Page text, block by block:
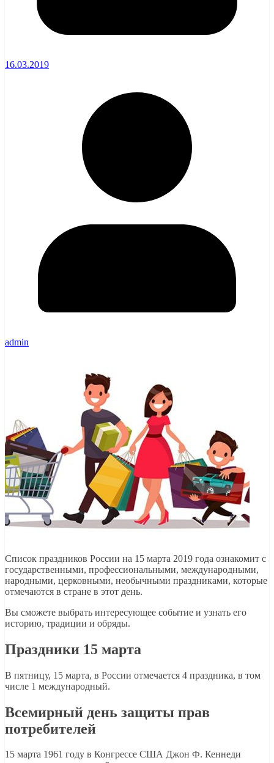
16.03.2019
admin
Список праздников России на 15 марта 2019 года ознакомит с
государственными, профессиональными, международными,
народными, церковными, необычными праздниками, которые
отмечаются в стране в этот день.
Вы сможете выбрать интересующее событие и узнать его
историю, традиции и обряды.
Праздники 15 марта
В пятницу, 15 марта, в России отмечается 4 праздника, в том
числе 1 международный.
Всемирный день защиты прав
потребителей
15 марта 1961 году в Конгрессе США Джон Ф. Кеннеди